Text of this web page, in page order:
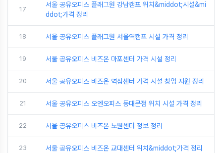
17
서울 공유오피스 플래그원 강남캠프 위치&middot;시설&mi
ddot;가격 정리
18 서울 공유오피스 플래그원 서울역캠프 시설 가격 정리
19 서울 공유오피스 비즈온 마포센터 가격 시설 정리
20 서울 공유오피스 비즈온 역삼센터 가격 시설 창업 지원 정리
21 서울 공유오피스 오엔오피스 동대문점 위치 시설 가격 정리
22 서울 공유오피스 비즈온 노원센터 정보 정리
23 서울 공유오피스 비즈온 교대센터 위치&middot;가격 정리